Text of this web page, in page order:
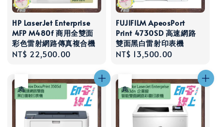
HP LaserJet Enterprise
MFP M480f 商用全雙面
彩色雷射網路傳真複合機
Regular
NT$ 22,500.00
FUJIFILM ApeosPort
Print 4730SD 高速網路
雙面黑白雷射印表機
Regular
NT$ 13,500.00